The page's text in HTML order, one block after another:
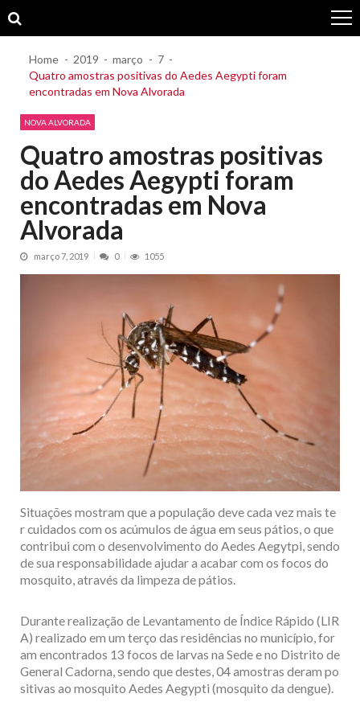
to
to
Home 2019 março
7
Quatro amostras positivas do Aedes Aegypti foram
encontradas em Nova Alvorada
NOVA ALVORADA
Quatro amostras positivas
do Aedes Aegypti foram
encontradas em Nova
Alvorada
março 7, 2019 0 1055
Situações mostram que a população deve cada vez mais te
r cuidados com os acúmulos de água em seus pátios, o que
contribui com o desenvolvimento do Aedes Aegytpi, sendo
de sua responsabilidade ajudar a acabar com os focos do
mosquito, através da limpeza de pátios.
Durante realização de Levantamento de Índice Rápido (LIR
A) realizado em um terço das residências no município, for
am encontrados 13 focos de larvas na Sede e no Distrito de
General Cadorna, sendo que destes, 04 amostras deram po
sitivas ao mosquito Aedes Aegypti (mosquito da dengue).